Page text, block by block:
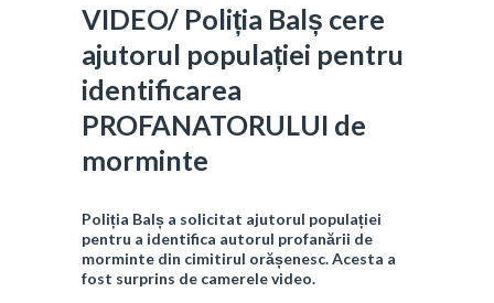
VIDEO/ Poliția Balș cere
ajutorul populației pentru
identificarea
PROFANATORULUI de
morminte
Poliția Balș a solicitat ajutorul populației
pentru a identifica autorul profanării de
morminte din cimitirul orășenesc. Acesta a
fost surprins de camerele video.